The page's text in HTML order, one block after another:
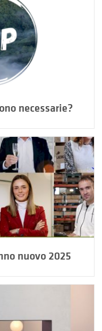
necessarie?
nuovo 2025